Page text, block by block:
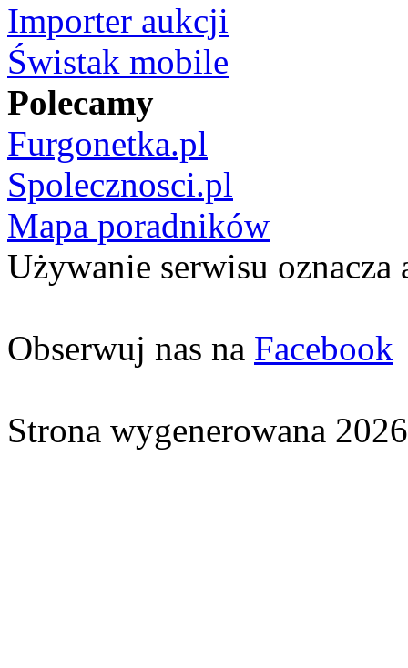
Importer aukcji
Świstak mobile
Polecamy
Furgonetka.pl
Spolecznosci.pl
Mapa poradników
Używanie serwisu oznacza
Obserwuj nas na Facebook
Strona wygenerowana